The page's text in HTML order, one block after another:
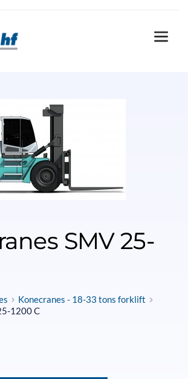
SMV 25-
Konecranes - 18-33 tons forklift
1200 C